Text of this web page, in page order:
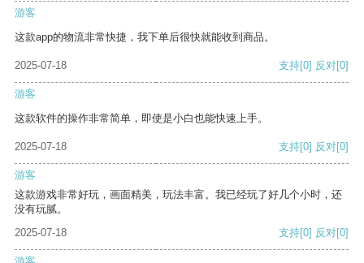
游客
这款app的物流非常快捷，我下单后很快就能收到商品。
2025-07-18 支持[0] 反对[0]
游客
这款软件的操作非常简单，即使是小白也能快速上手。
2025-07-18 支持[0] 反对[0]
游客
这款游戏非常好玩，画面精美，玩法丰富。我已经玩了好几个小时，还
没有玩腻。
2025-07-18
支持[0] 反对[0]